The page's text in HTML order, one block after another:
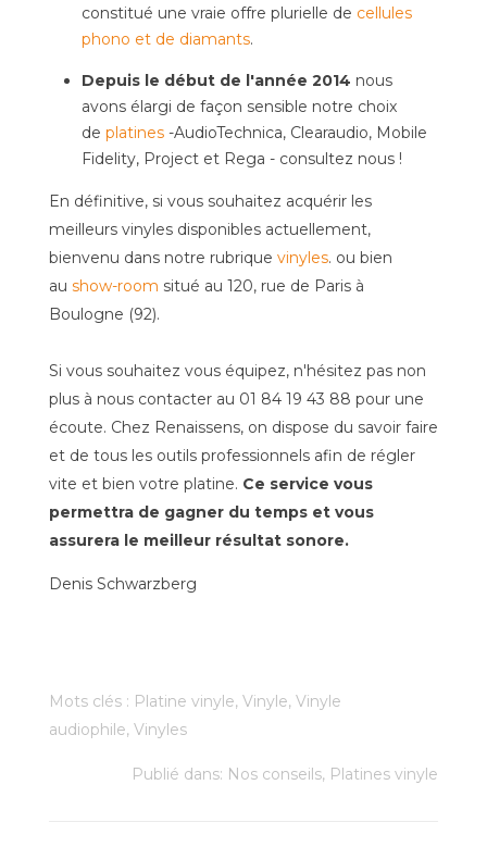
constitué une vraie offre plurielle de cellules
phono et de diamants.
Depuis le début de l'année 2014 nous
avons élargi de façon sensible notre choix
de platines -AudioTechnica, Clearaudio, Mobile
Fidelity, Project et Rega - consultez nous !
En définitive, si vous souhaitez acquérir les
meilleurs vinyles disponibles actuellement,
bienvenu dans notre rubrique vinyles. ou bien
au show-room situé au 120, rue de Paris à
Boulogne (92).
Si vous souhaitez vous équipez, n'hésitez pas non
plus à nous contacter au 01 84 19 43 88 pour une
écoute. Chez Renaissens, on dispose du savoir faire
et de tous les outils professionnels afin de régler
vite et bien votre platine. Ce service vous
permettra de gagner du temps et vous
assurera le meilleur résultat sonore.
Denis Schwarzberg
Mots clés : Platine vinyle, Vinyle, Vinyle
audiophile, Vinyles
Publié dans: Nos conseils, Platines vinyle